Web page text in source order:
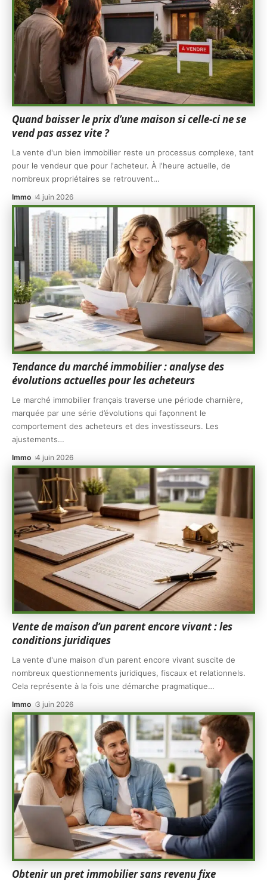
Quand baisser le prix d’une maison si celle-ci ne se
vend pas assez vite ?
La vente d'un bien immobilier reste un processus complexe, tant
pour le vendeur que pour l'acheteur. À l'heure actuelle, de
nombreux propriétaires se retrouvent…
Immo 4 juin 2026
Tendance du marché immobilier : analyse des
évolutions actuelles pour les acheteurs
Le marché immobilier français traverse une période charnière,
marquée par une série d’évolutions qui façonnent le
comportement des acheteurs et des investisseurs. Les
ajustements…
Immo 4 juin 2026
Vente de maison d’un parent encore vivant : les
conditions juridiques
La vente d'une maison d'un parent encore vivant suscite de
nombreux questionnements juridiques, fiscaux et relationnels.
Cela représente à la fois une démarche pragmatique…
Immo 3 juin 2026
Obtenir un pret immobilier sans revenu fixe